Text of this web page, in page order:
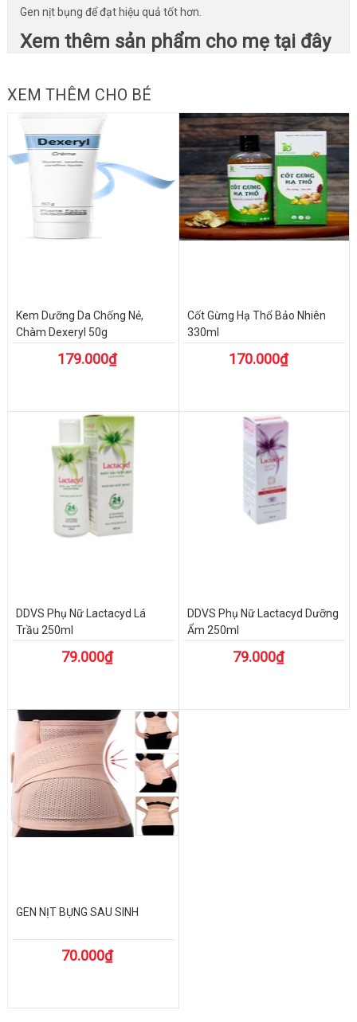
Gen nịt bụng để đạt hiệu quả tốt hơn.
Xem thêm sản phẩm cho mẹ tại đây
XEM THÊM CHO BÉ
Kem Dưỡng Da Chống Nẻ,
Chàm Dexeryl 50g
179.000₫
Cốt Gừng Hạ Thổ Bảo Nhiên
330ml
170.000₫
DDVS Phụ Nữ Lactacyd Lá
Trầu 250ml
79.000₫
DDVS Phụ Nữ Lactacyd Dưỡng
Ẩm 250ml
79.000₫
GEN NỊT BỤNG SAU SINH
70.000₫